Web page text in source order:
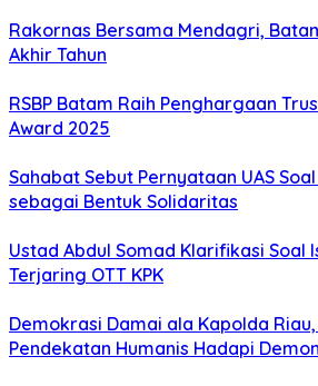
Rakornas Bersama Mendagri,
Akhir Tahun
RSBP Batam Raih Penghargaan
Award 2025
Sahabat Sebut Pernyataan UAS
sebagai Bentuk Solidaritas
Ustad Abdul Somad Klarifikasi Soal
Terjaring OTT KPK
Demokrasi Damai ala Kapolda
Pendekatan Humanis Hadapi